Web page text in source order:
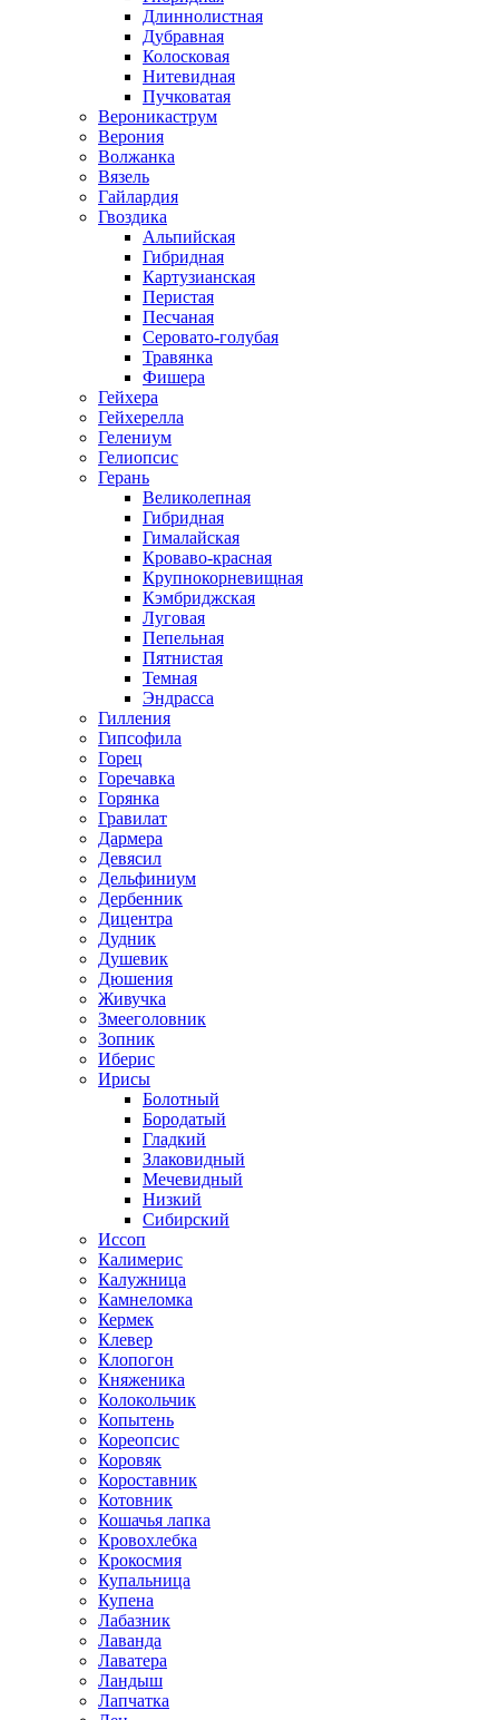
Длиннолистная
Дубравная
Колосковая
Нитевидная
Пучковатая
Вероникаструм
Верония
Волжанка
Вязель
Гайлардия
Гвоздика
Альпийская
Гибридная
Картузианская
Перистая
Песчаная
Серовато-голубая
Травянка
Фишера
Гейхера
Гейхерелла
Гелениум
Гелиопсис
Герань
Великолепная
Гибридная
Гималайская
Кроваво-красная
Крупнокорневищная
Кэмбриджская
Луговая
Пепельная
Пятнистая
Темная
Эндрасса
Гилления
Гипсофила
Горец
Горечавка
Горянка
Гравилат
Дармера
Девясил
Дельфиниум
Дербенник
Дицентра
Дудник
Душевик
Дюшения
Живучка
Змееголовник
Зопник
Иберис
Ирисы
Болотный
Бородатый
Гладкий
Злаковидный
Мечевидный
Низкий
Сибирский
Иссоп
Калимерис
Калужница
Камнеломка
Кермек
Клевер
Клопогон
Княженика
Колокольчик
Копытень
Кореопсис
Коровяк
Короставник
Котовник
Кошачья лапка
Кровохлебка
Крокосмия
Купальница
Купена
Лабазник
Лаванда
Лаватера
Ландыш
Лапчатка